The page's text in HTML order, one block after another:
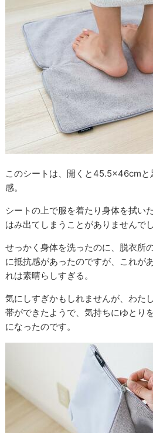
このシートは、開くと45.5×46cmと
感。
シートの上で服を着たり身体を拭い
はみ出てしまうことがありませんでし
せっかく身体を洗ったのに、脱衣所
に抵抗感があったのですが、これが
れは素晴らしすぎる。
気にしすぎかもしれませんが、わた
帯ができたようで、気持ちにゆとり
になったのです。